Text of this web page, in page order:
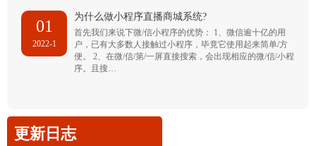
01
2022-1
为什么做小程序直播商城系统?
首先我们来说下微/信小程序的优势： 1、微信逾十亿的用
户，已有大多数人接触过小程序，毕竟它使用起来简单/方
便。 2、在微/信/第/一屏直接搜索，会出现相应的微/信/小程
序。且搜…
更新日志